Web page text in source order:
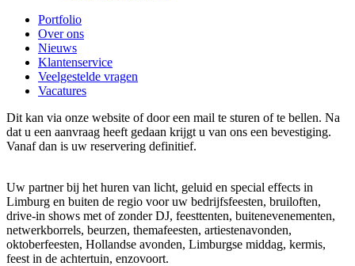
Portfolio
Over ons
Nieuws
Klantenservice
Veelgestelde vragen
Vacatures
Dit kan via onze website of door een mail te sturen of te bellen. Na
dat u een aanvraag heeft gedaan krijgt u van ons een bevestiging.
Vanaf dan is uw reservering definitief.
Uw partner bij het huren van licht, geluid en special effects in
Limburg en buiten de regio voor uw bedrijfsfeesten, bruiloften,
drive-in shows met of zonder DJ, feesttenten, buitenevenementen,
netwerkborrels, beurzen, themafeesten, artiestenavonden,
oktoberfeesten, Hollandse avonden, Limburgse middag, kermis,
feest in de achtertuin, enzovoort.